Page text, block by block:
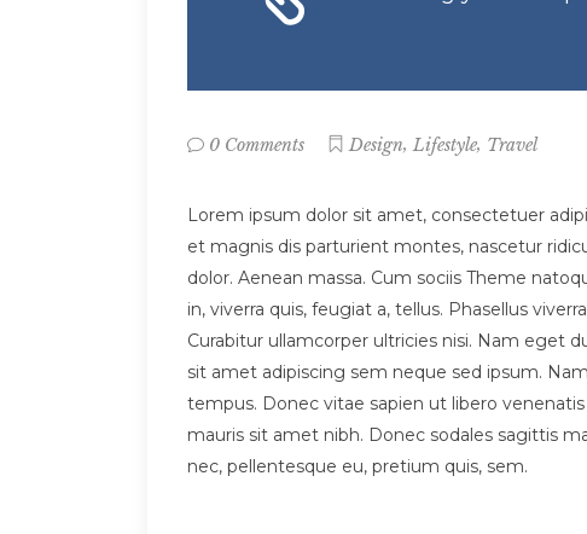
0 Comments Design, Lifestyle, Travel
Lorem ipsum dolor sit amet, consectetuer
et magnis dis parturient montes, nascetur
dolor. Aenean massa. Cum sociis Theme
in, viverra quis, feugiat a, tellus. Phasellus
Curabitur ullamcorper ultricies nisi. Nam eget
sit amet adipiscing sem neque sed ipsum.
tempus. Donec vitae sapien ut libero
mauris sit amet nibh. Donec sodales sagittis
nec, pellentesque eu, pretium quis, sem.